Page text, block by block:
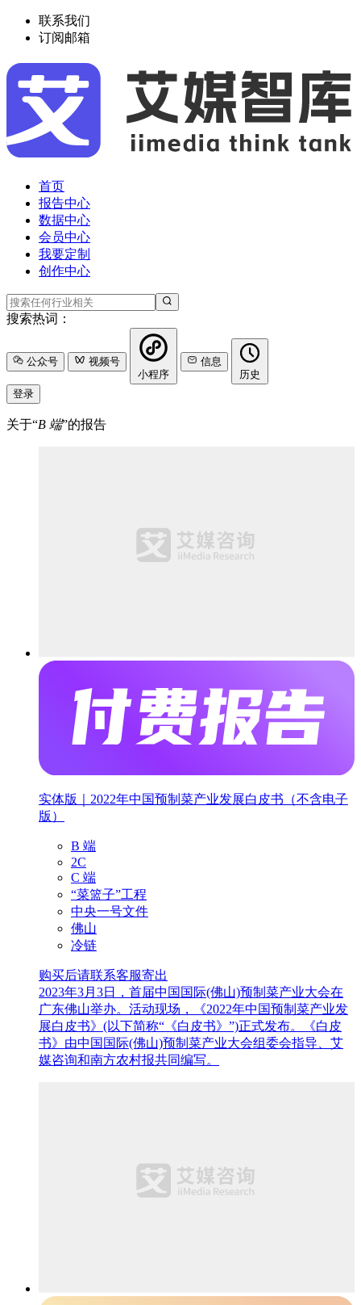
联系我们
订阅邮箱
首页
报告中心
数据中心
会员中心
我要定制
创作中心
搜索热词：
公众号
视频号
小程序
信息
历史
登录
关于“B 端”的报告
实体版｜2022年中国预制菜产业发展白皮书（不含电子
版）
B 端
2C
C 端
“菜篮子”工程
中央一号文件
佛山
冷链
购买后请联系客服寄出
2023年3月3日，首届中国国际(佛山)预制菜产业大会在
广东佛山举办。活动现场，《2022年中国预制菜产业发
展白皮书》(以下简称“《白皮书》”)正式发布。《白皮
书》由中国国际(佛山)预制菜产业大会组委会指导、艾
媒咨询和南方农村报共同编写。